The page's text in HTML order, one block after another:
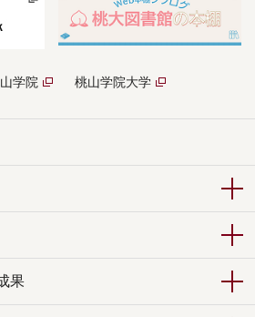
学院 桃山学院大学
果